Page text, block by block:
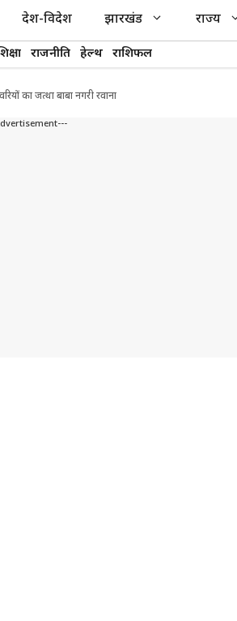
देश-विदेश झारखंड राज्य
राजनीति हेल्थ राशिफल
का जत्था बाबा नगरी रवाना